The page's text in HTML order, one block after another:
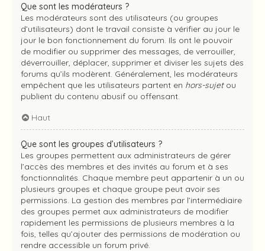
Que sont les modérateurs ?
Les modérateurs sont des utilisateurs (ou groupes
d’utilisateurs) dont le travail consiste à vérifier au jour le
jour le bon fonctionnement du forum. Ils ont le pouvoir
de modifier ou supprimer des messages, de verrouiller,
déverrouiller, déplacer, supprimer et diviser les sujets des
forums qu’ils modèrent. Généralement, les modérateurs
empêchent que les utilisateurs partent en hors-sujetou
publient du contenu abusif ou offensant.
Haut
Que sont les groupes d’utilisateurs ?
Les groupes permettent aux administrateurs de gérer
l’accès des membres et des invités au forum et à ses
fonctionnalités. Chaque membre peut appartenir à un ou
plusieurs groupes et chaque groupe peut avoir ses
permissions. La gestion des membres par l’intermédiaire
des groupes permet aux administrateurs de modifier
rapidement les permissions de plusieurs membres à la
fois, telles qu’ajouter des permissions de modération ou
rendre accessible un forum privé.